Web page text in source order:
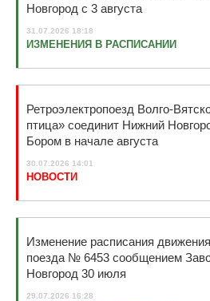
Новгород с 3 августа
31.07.2026 18:18
ИЗМЕНЕНИЯ В РАСПИСАНИИ
Ретроэлектропоезд Волго-
птица» соединит Нижний
Бором в начале августа
30.07.2026 14:01
НОВОСТИ
Изменение расписания
поезда № 6453 сообщением
Новгород 30 июля
29.07.2026 16:28